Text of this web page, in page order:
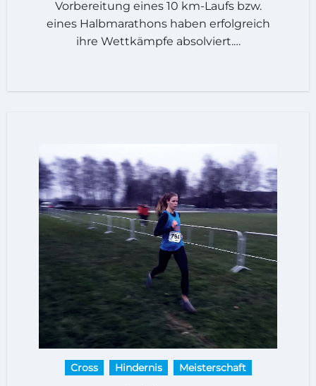
Vorbereitung eines 10 km-Laufs bzw.
eines Halbmarathons haben erfolgreich
ihre Wettkämpfe absolviert.…
Cross Hindernis Meisterschaft